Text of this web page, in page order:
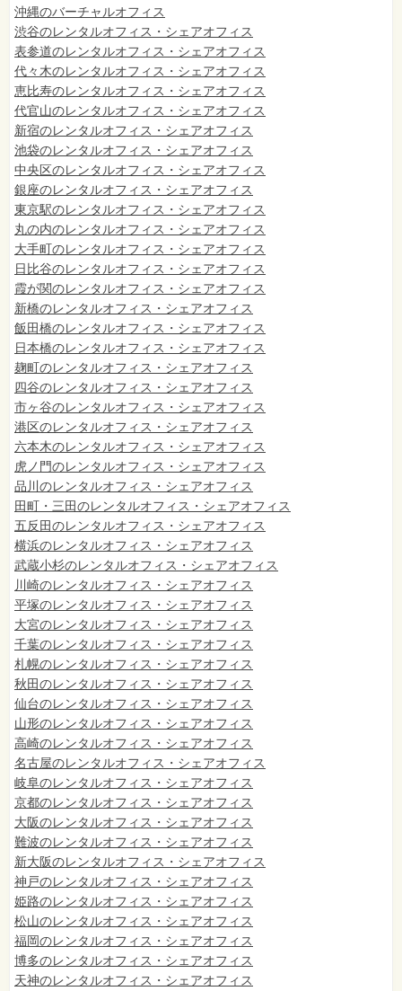
沖縄のバーチャルオフィス
渋谷のレンタルオフィス・シェアオフィス
表参道のレンタルオフィス・シェアオフィス
代々木のレンタルオフィス・シェアオフィス
恵比寿のレンタルオフィス・シェアオフィス
代官山のレンタルオフィス・シェアオフィス
新宿のレンタルオフィス・シェアオフィス
池袋のレンタルオフィス・シェアオフィス
中央区のレンタルオフィス・シェアオフィス
銀座のレンタルオフィス・シェアオフィス
東京駅のレンタルオフィス・シェアオフィス
丸の内のレンタルオフィス・シェアオフィス
大手町のレンタルオフィス・シェアオフィス
日比谷のレンタルオフィス・シェアオフィス
霞が関のレンタルオフィス・シェアオフィス
新橋のレンタルオフィス・シェアオフィス
飯田橋のレンタルオフィス・シェアオフィス
日本橋のレンタルオフィス・シェアオフィス
麹町のレンタルオフィス・シェアオフィス
四谷のレンタルオフィス・シェアオフィス
市ヶ谷のレンタルオフィス・シェアオフィス
港区のレンタルオフィス・シェアオフィス
六本木のレンタルオフィス・シェアオフィス
虎ノ門のレンタルオフィス・シェアオフィス
品川のレンタルオフィス・シェアオフィス
田町・三田のレンタルオフィス・シェアオフィス
五反田のレンタルオフィス・シェアオフィス
横浜のレンタルオフィス・シェアオフィス
武蔵小杉のレンタルオフィス・シェアオフィス
川崎のレンタルオフィス・シェアオフィス
平塚のレンタルオフィス・シェアオフィス
大宮のレンタルオフィス・シェアオフィス
千葉のレンタルオフィス・シェアオフィス
札幌のレンタルオフィス・シェアオフィス
秋田のレンタルオフィス・シェアオフィス
仙台のレンタルオフィス・シェアオフィス
山形のレンタルオフィス・シェアオフィス
高崎のレンタルオフィス・シェアオフィス
名古屋のレンタルオフィス・シェアオフィス
岐阜のレンタルオフィス・シェアオフィス
京都のレンタルオフィス・シェアオフィス
大阪のレンタルオフィス・シェアオフィス
難波のレンタルオフィス・シェアオフィス
新大阪のレンタルオフィス・シェアオフィス
神戸のレンタルオフィス・シェアオフィス
姫路のレンタルオフィス・シェアオフィス
松山のレンタルオフィス・シェアオフィス
福岡のレンタルオフィス・シェアオフィス
博多のレンタルオフィス・シェアオフィス
天神のレンタルオフィス・シェアオフィス